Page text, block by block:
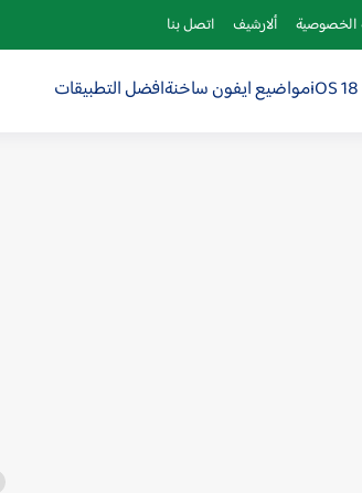
الخصوصية ألارشيف اتصل بنا
مواضيع ايفون ساخنةافضل التطبيقات